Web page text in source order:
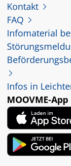
Kontakt
FAQ
Infomaterial
Infos in
MOOVME-App